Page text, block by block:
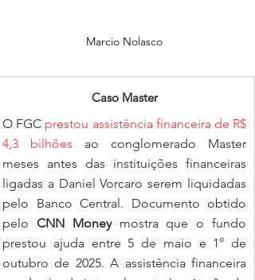
Marcio Nolasco
Caso Master
O FGC prestou assistência financeira de R$
4,3 bilhões ao conglomerado Master
meses antes das instituições financeiras
ligadas a Daniel Vorcaro serem liquidadas
pelo Banco Central. Documento obtido
pelo CNN Money mostra que o fundo
prestou ajuda entre 5 de maio e 1° de
outubro de 2025. A assistência financeira